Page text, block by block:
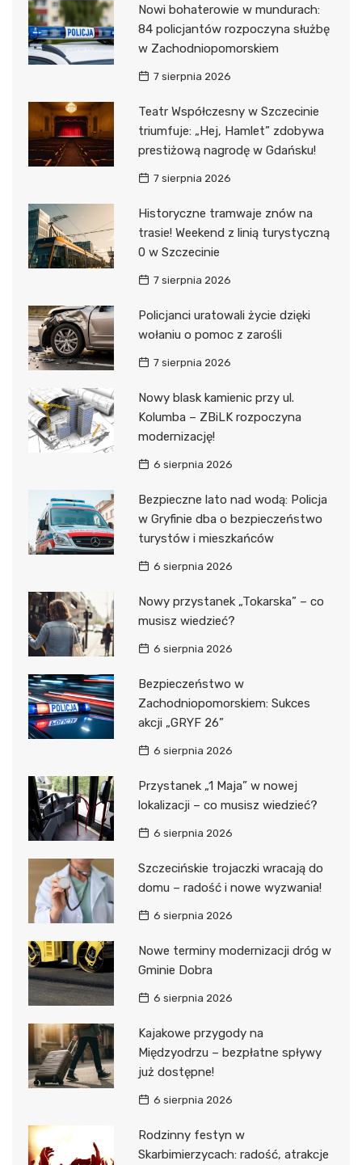
Nowi bohaterowie w mundurach:
84 policjantów rozpoczyna służbę
w Zachodniopomorskiem
7 sierpnia 2026
Teatr Współczesny w Szczecinie
triumfuje: „Hej, Hamlet” zdobywa
prestiżową nagrodę w Gdańsku!
7 sierpnia 2026
Historyczne tramwaje znów na
trasie! Weekend z linią turystyczną
0 w Szczecinie
7 sierpnia 2026
Policjanci uratowali życie dzięki
wołaniu o pomoc z zarośli
7 sierpnia 2026
Nowy blask kamienic przy ul.
Kolumba – ZBiLK rozpoczyna
modernizację!
6 sierpnia 2026
Bezpieczne lato nad wodą: Policja
w Gryfinie dba o bezpieczeństwo
turystów i mieszkańców
6 sierpnia 2026
Nowy przystanek „Tokarska” – co
musisz wiedzieć?
6 sierpnia 2026
Bezpieczeństwo w
Zachodniopomorskiem: Sukces
akcji „GRYF 26”
6 sierpnia 2026
Przystanek „1 Maja” w nowej
lokalizacji – co musisz wiedzieć?
6 sierpnia 2026
Szczecińskie trojaczki wracają do
domu – radość i nowe wyzwania!
6 sierpnia 2026
Nowe terminy modernizacji dróg w
Gminie Dobra
6 sierpnia 2026
Kajakowe przygody na
Międzyodrzu – bezpłatne spływy
już dostępne!
6 sierpnia 2026
Rodzinny festyn w
Skarbimierzycach: radość, atrakcje